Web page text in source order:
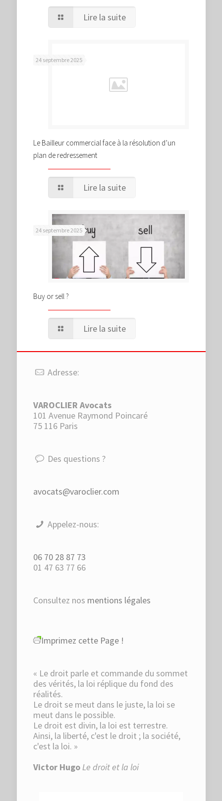
Lire la suite
24 septembre 2025
Le Bailleur commercial face à la résolution d’un
plan de redressement
Lire la suite
24 septembre 2025
Buy or sell ?
Lire la suite
Adresse:
VAROCLIER Avocats
101 Avenue Raymond Poincaré
75 116 Paris
Des questions ?
avocats@varoclier.com
Appelez-nous:
06 70 28 87 73
01 47 63 77 66
Consultez nos mentions légales
Imprimez cette Page !
« Le droit parle et commande du sommet
des vérités, la loi réplique du fond des
réalités.
Le droit se meut dans le juste, la loi se
meut dans le possible.
Le droit est divin, la loi est terrestre.
Ainsi, la liberté, c'est le droit ; la société,
c'est la loi. »
Victor HugoLe droit et la loi